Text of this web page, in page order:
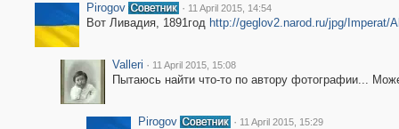
Pirogov
· 11 April 2015, 14:54
Вот Ливадия, 1891год http://geglov2.narod.ru/jpg/Imperat/
Valleri · 11 April 2015, 15:08
Пытаюсь найти что-то по автору фотографии...
Pirogov · 11 April 2015, 15:29